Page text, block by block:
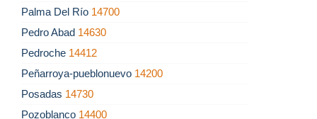
Palma Del Río 14700
Pedro Abad 14630
Pedroche 14412
Peñarroya-pueblonuevo 14200
Posadas 14730
Pozoblanco 14400